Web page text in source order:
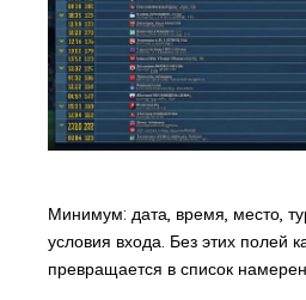
Минимум: дата, время, место,
условия входа. Без этих полей
превращается в список